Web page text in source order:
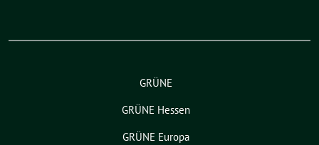
GRÜNE
GRÜNE Hessen
GRÜNE Europa